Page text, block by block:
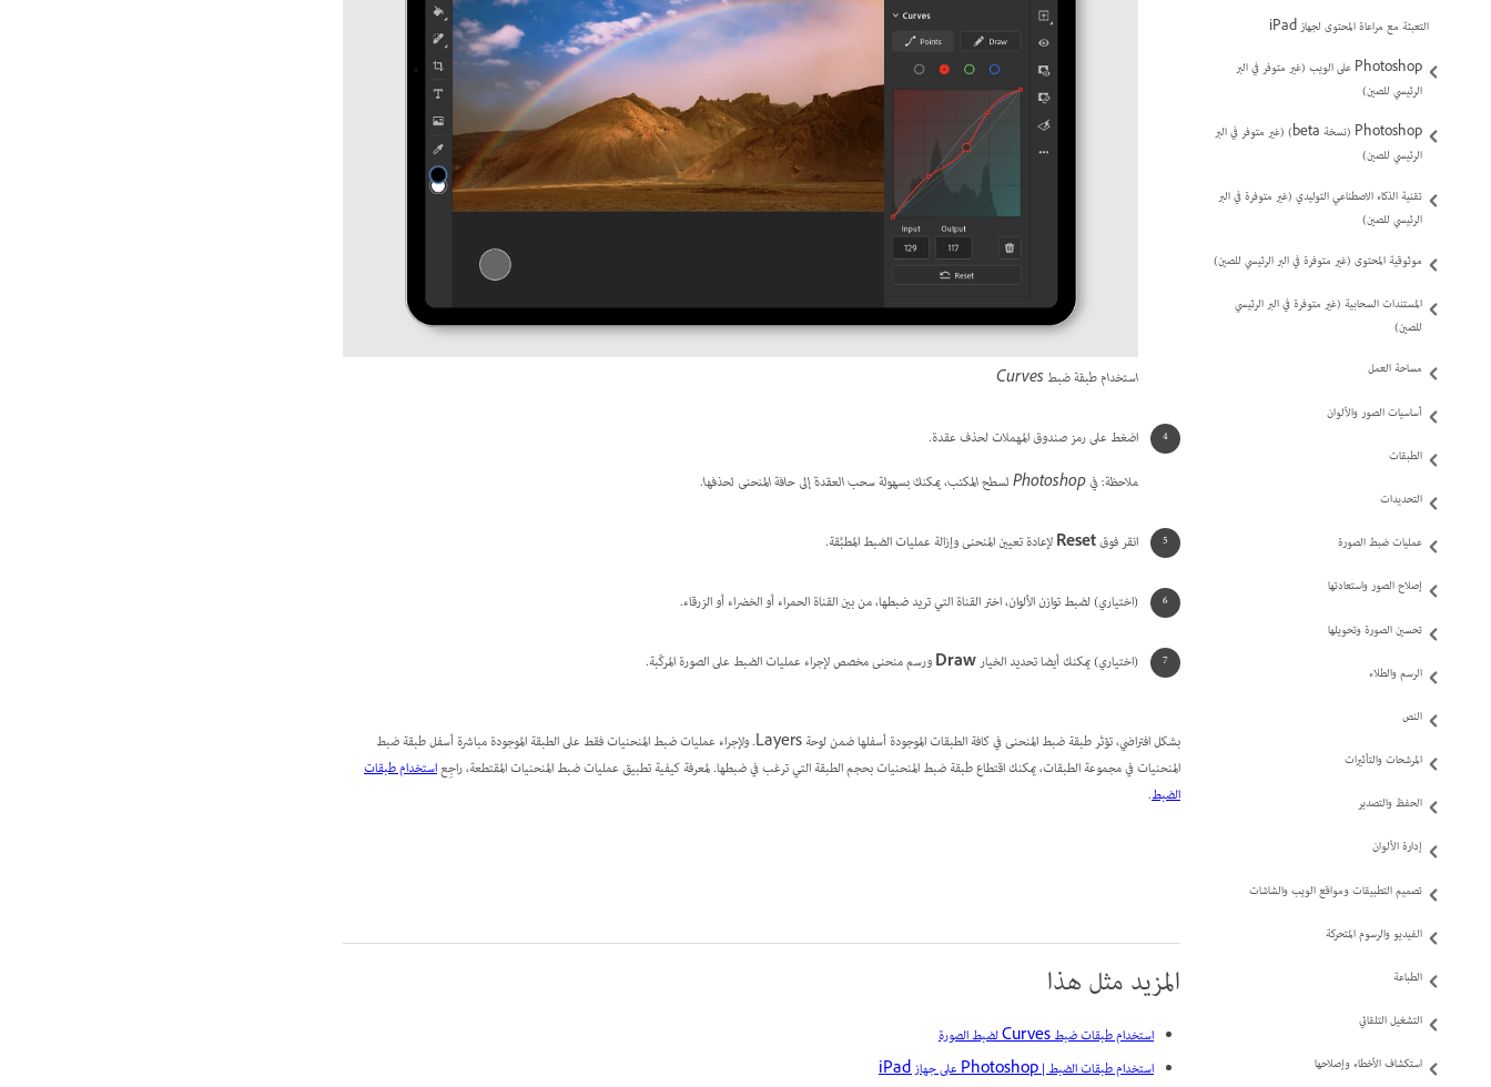
التعبئة مع مراعاة المحتوى لجهاز iPad
Photoshop على الويب (غير متوفر في البر
الرئيسي للصين)
Photoshop (نسخة beta) (غير متوفر في البر
الرئيسي للصين)
تقنية الذكاء الاصطناعي التوليدي (غير متوفرة في البر
الرئيسي للصين)
موثوقية المحتوى (غير متوفرة في البر الرئيسي للصين)
المستندات السحابية (غير متوفرة في البر الرئيسي
للصين)
مساحة العمل
أساسيات الصور والألوان
الطبقات
التحديدات
عمليات ضبط الصورة
إصلاح الصور واستعادتها
تحسين الصورة وتحويلها
الرسم والطلاء
النص
المرشحات والتأثيرات
الحفظ والتصدير
إدارة الألوان
تصميم التطبيقات ومواقع الويب والشاشات
الفيديو والرسوم المتحركة
الطباعة
التشغيل التلقائي
استكشاف الأخطاء وإصلاحها
استخدام طبقة ضبط Curves
اضغط على رمز صندوق المهملات لحذف عقدة.
ملاحظة: في Photoshop لسطح المكتب، يمكنك بسهولة سحب العقدة إلى حافة المنحنى لحذفها.
انقر فوقResetلإعادة تعيين المنحنى وإزالة عمليات الضبط المطبَّقة.
(اختياري) لضبط توازن الألوان، اختر القناة التي تريد ضبطها، من بين القناة الحمراء أو الخضراء أو الزرقاء.
(اختياري) يمكنك أيضا تحديد الخيارDrawورسم منحنى مخصص لإجراء عمليات الضبط على الصورة المركّبة.
بشكل افتراضي، تؤثر طبقة ضبط المنحنى في كافة الطبقات الموجودة أسفلها ضمن لوحة Layers. ولإجراء عمليات ضبط المنحنيات فقط على الطبقة الموجودة مباشرة أسفل طبقة ضبط
المنحنيات في مجموعة الطبقات، يمكنك اقتطاع طبقة ضبط المنحنيات بحجم الطبقة التي ترغب في ضبطها. لمعرفة كيفية تطبيق عمليات ضبط المنحنيات المقتطعة، راجِعاستخدام طبقات
الضبط.
المزيد مثل هذا
استخدام طبقات ضبط Curves لضبط الصورة
استخدام طبقات الضبط | Photoshop على جهاز iPad